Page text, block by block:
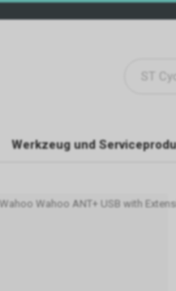
Werkzeug und
Wahoo Wahoo ANT+ USB with